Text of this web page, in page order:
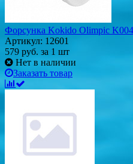
Форсунка Kokido Olimpic
Артикул: 12601
579 руб. за 1 шт
Нет в наличии
Заказать товар